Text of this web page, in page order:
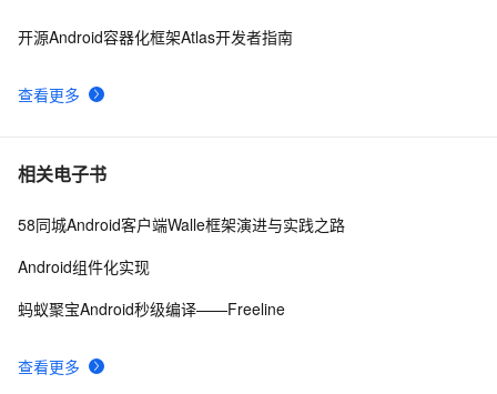
8 unity-2D游戏官方案例--带视频案例（1）（层级渲染，物
9 iOS开发UI篇—无限轮播（功能完善）
10
查看更多
开源Android容器化框架Atlas开发者指南
相关电子书
查看更多
58同城Android客户端Walle框架演进与实践之路
Android组件化实现
蚂蚁聚宝Android秒级编译——Freeline